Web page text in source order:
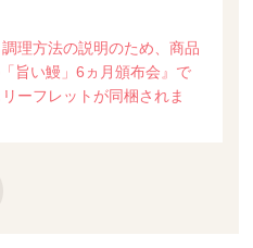
理方法の説明のため、商品
旨い鰻」6ヵ月頒布会』で
ーフレットが同梱されま